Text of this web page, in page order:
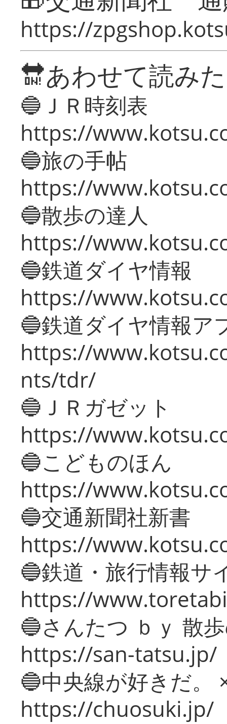
https://
🔛あわせて読み
🔵ＪＲ時刻表
https://
🔵旅の手帖
https://
🔵散歩の達人
https://
🔵鉄道ダイヤ情報
https://
🔵鉄道ダイヤ情報ア
https://
nts/tdr/
🔵ＪＲガゼット
https://
🔵こどものほん
https://
🔵交通新聞社新書
https://
🔵鉄道・旅行情報サ
https://
🔵さんたつ ｂｙ 散
https://san-tatsu.jp/
🔵中央線が好きだ。
https://chuosuki.jp/